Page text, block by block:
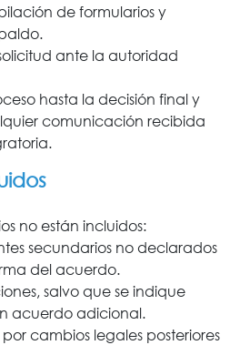
de formularios y
ante la autoridad
hasta la decisión final y
comunicación recibida
no están incluidos:
secundarios no declarados
del acuerdo.
salvo que se indique
acuerdo adicional.
cambios legales posteriores